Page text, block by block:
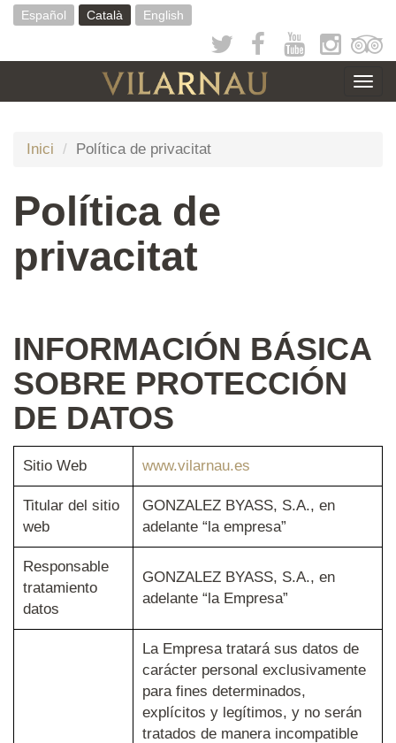
VésEspañol Català English
Inici Política de privacitat
Política de
privacitat
INFORMACIÓN BÁSICA
SOBRE PROTECCIÓN
DE DATOS
Sitio Web www.vilarnau.es
Titular del sitio
web
GONZALEZ BYASS, S.A., en
adelante “la empresa”
Responsable
tratamiento
datos
GONZALEZ BYASS, S.A., en
adelante “la Empresa”
La Empresa tratará sus datos de
carácter personal exclusivamente
para fines determinados,
explícitos y legítimos, y no serán
tratados de manera incompatible